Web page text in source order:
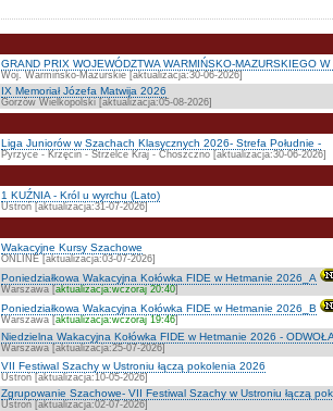
GRAND PRIX WOJEWÓDZTWA WARMIŃSKO-MAZURSKIEGO
Woj. Warmińsko-Mazurskie [aktualizacja:30-06-2026]
IX Memoriał Józefa Matwija 2026
Gorzów Wielkopolski [aktualizacja:05-08-2026]
Liga Juniorów w Szachach Klasycznych 2026- Strefa Południe -
Pyrzyce - Krzęcin - Strzelce Kraj - Choszczno [aktualizacja:30-06-2026]
1 KUŹNIA - Król u wyrchu (Lato)
Ustroń [aktualizacja:31-07-2026]
Wakacyjne Kursy Szachowe
ONLINE [aktualizacja:03-07-2026]
Poniedziałkowa Wakacyjna Kołówka FIDE w Hetmanie 2026_A
Warszawa [aktualizacja:wczoraj 20:40]
Poniedziałkowa Wakacyjna Kołówka FIDE w Hetmanie 2026_B
Warszawa [aktualizacja:wczoraj 19:46]
Niedzielna Wakacyjna Kołówka FIDE w Hetmanie 2026 -
Warszawa [aktualizacja:25-07-2026]
VII Festiwal Szachy w Ustroniu łączą pokolenia 2026
Ustroń [aktualizacja:10-05-2026]
Zgrupowanie Szachowe- VII Festiwal Szachy w Ustroniu łączą
Ustroń [aktualizacja:02-07-2026]